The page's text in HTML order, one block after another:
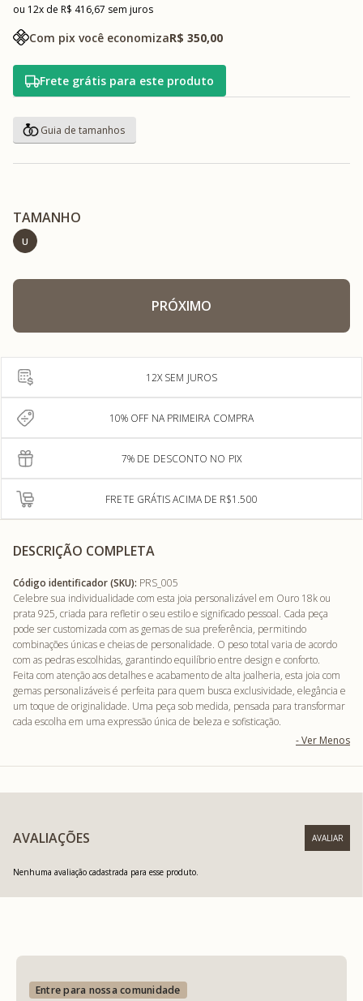
12x R$ 416,67 sem juros
Com pix você economizaR$ 350,00
Frete grátis para este produto
TAMANHO
U
PRÓXIMO
12X SEM JUROS
10% OFF NA PRIMEIRA COMPRA
7% DE DESCONTO NO PIX
FRETE GRÁTIS ACIMA DE R$1.500
DESCRIÇÃO COMPLETA
Código identificador (SKU): PRS_005
Celebre sua individualidade com esta joia personalizável em Ouro 18k ou
prata 925, criada para refletir o seu estilo e significado pessoal. Cada peça
pode ser customizada com as gemas de sua preferência, permitindo
combinações únicas e cheias de personalidade. O peso total varia de acordo
com as pedras escolhidas, garantindo equilíbrio entre design e conforto.
Feita com atenção aos detalhes e acabamento de alta joalheria, esta joia com
gemas personalizáveis é perfeita para quem busca exclusividade, elegância e
um toque de originalidade. Uma peça sob medida, pensada para transformar
cada escolha em uma expressão única de beleza e sofisticação.
AVALIAÇÕES
Nenhuma avaliação cadastrada para esse produto.
Entre para nossa comunidade